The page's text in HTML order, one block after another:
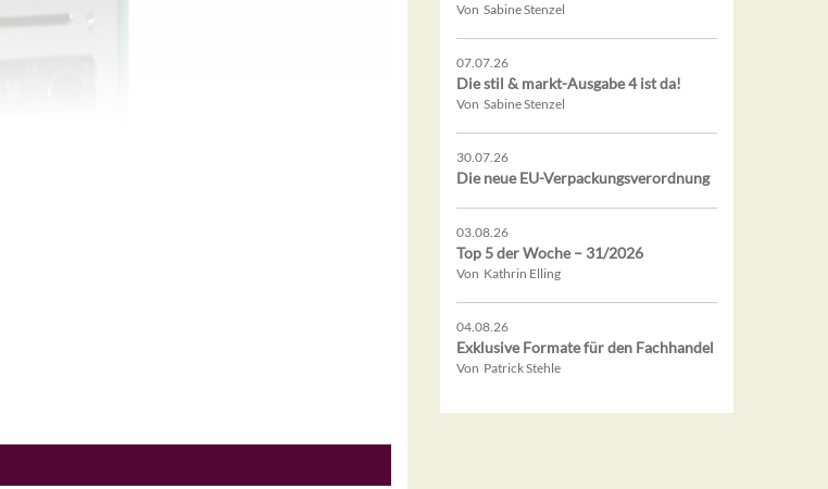
Von Sabine Stenzel
07.07.26
Die stil & markt-Ausgabe 4 ist da!
Von Sabine Stenzel
30.07.26
Die neue EU-Verpackungsverordnung
03.08.26
Top 5 der Woche – 31/2026
Von Kathrin Elling
04.08.26
Exklusive Formate für den Fachhandel
Von Patrick Stehle